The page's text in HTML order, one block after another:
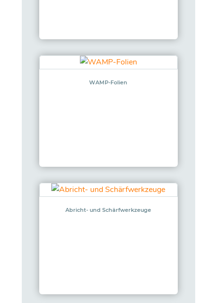
WAMP-Folien
Abricht- und Schärfwerkzeuge